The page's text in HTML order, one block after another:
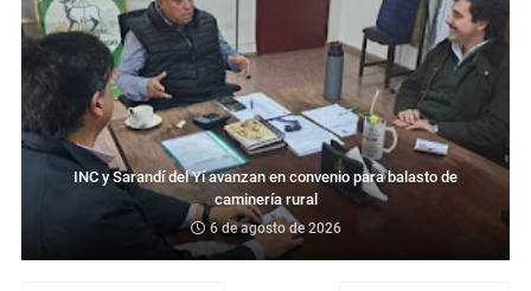
INC y Sarandí del Yí avanzan en convenio para balasto de
caminería rural
6 de agosto de 2026